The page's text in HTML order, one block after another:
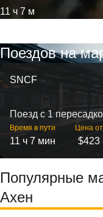
11 ч 7 м
Поездов на
SNCF
Поезд с 1
Время в пути
11 ч 7 мин
Цена от
$423
Популярные
Ахен